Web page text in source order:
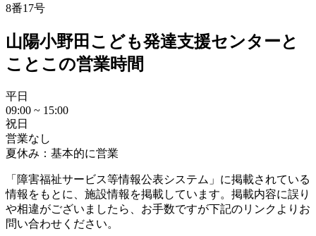
8番17号
山陽小野田こども発達支援センターと
ことこの営業時間
平日
09:00 ~ 15:00
祝日
営業なし
夏休み：基本的に営業
「障害福祉サービス等情報公表システム」に掲載されている
情報をもとに、施設情報を掲載しています。掲載内容に誤り
や相違がございましたら、お手数ですが下記のリンクよりお
問い合わせください。